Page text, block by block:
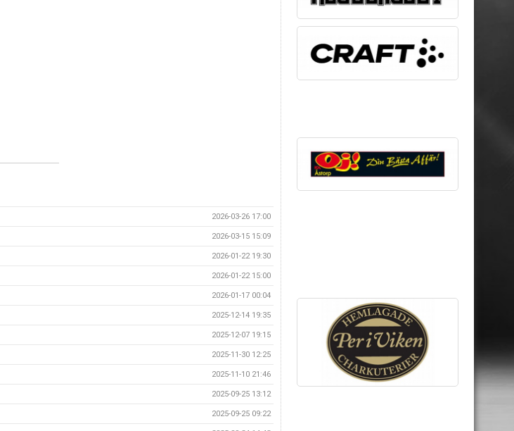
2026-03-26 17:00
2026-03-15 15:09
2026-01-22 19:30
2026-01-22 15:00
2026-01-17 00:04
2025-12-14 19:35
2025-12-07 19:15
2025-11-30 12:25
2025-11-10 21:46
2025-09-25 13:12
2025-09-25 09:22